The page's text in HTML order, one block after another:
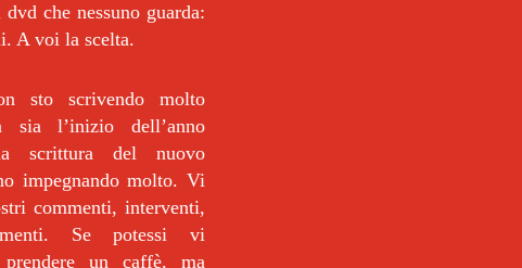
che nessuno guarda:
A voi la scelta.
sto scrivendo molto
sia l’inizio dell’anno
scrittura del nuovo
impegnando molto. Vi
commenti, interventi,
Se potessi vi
un caffè, ma